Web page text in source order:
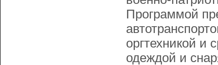
Программой
оргтехникой и
одеждой и